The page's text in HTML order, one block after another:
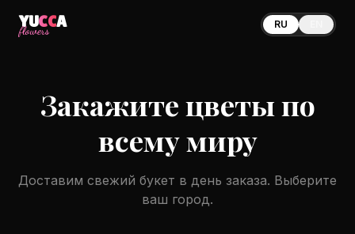
YUCCA
flowers RU
Закажите цветы по
всему миру
Доставим свежий букет в день заказа. Выберите
ваш город.